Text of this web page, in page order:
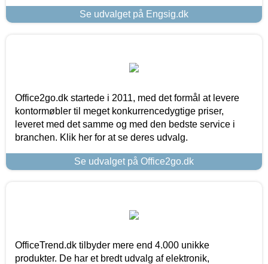
Se udvalget på Engsig.dk
Office2go.dk startede i 2011, med det formål at levere
kontormøbler til meget konkurrencedygtige priser,
leveret med det samme og med den bedste service i
branchen. Klik her for at se deres udvalg.
Se udvalget på Office2go.dk
OfficeTrend.dk tilbyder mere end 4.000 unikke
produkter. De har et bredt udvalg af elektronik,